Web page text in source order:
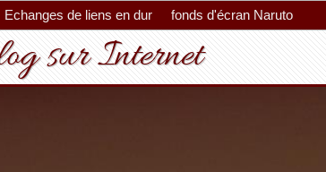
Echanges de liens en dur fonds d'écran Naruto
sur Internet